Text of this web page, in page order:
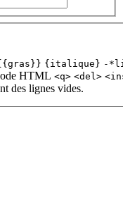
{italique} -
HTML <q> <del>
des lignes vides.